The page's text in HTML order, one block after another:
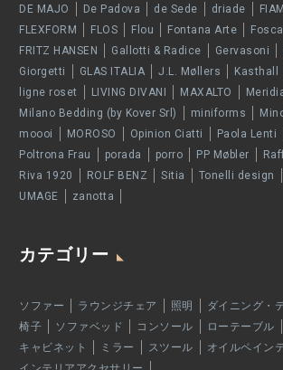
DE MAJO
De Padova de Sede driade
FLEXFORM
FLOS Flou Fontana Arte
FRITZ HANSEN
Gallotti & Radice Gervasoni
Giorgetti
GLAS ITALIA J.L. Møllers Kasthall
ligne roset
LIVING DIVANI MAXALTO
Milano Bedding (by Kover Srl)
miniforms
moooi
MOROSO Opinion Ciatti Paola Lenti
Poltrona Frau
porada porro PP Møbler
Riva 1920
ROLF BENZ Sitia Tonelli design
UMAGE
zanotta
カテゴリー
ソファー ラウンジチェア 照明 ダイニング・
椅子
ソファベッド コンソール ローテーブル
キャビネット
ミラー スツール オイルペイン